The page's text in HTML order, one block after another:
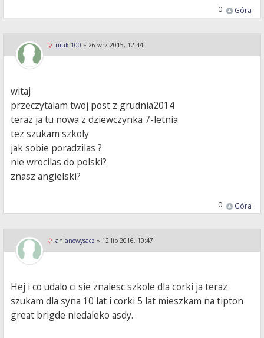
Góra
0
niuki100 » 26 wrz 2015, 12:44
witaj
przeczytalam twoj post z grudnia2014
teraz ja tu nowa z dziewczynka 7-letnia
tez szukam szkoly
jak sobie poradzilas ?
nie wrocilas do polski?
znasz angielski?
Góra
0
anianowysacz » 12 lip 2016, 10:47
Hej i co udalo ci sie znalesc szkole dla corki ja teraz
szukam dla syna 10 lat i corki 5 lat mieszkam na tipton
great brigde niedaleko asdy.